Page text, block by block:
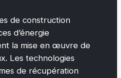
de construction
d’énergie
la mise en œuvre de
Les technologies
de récupération